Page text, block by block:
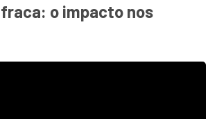
o impacto nos